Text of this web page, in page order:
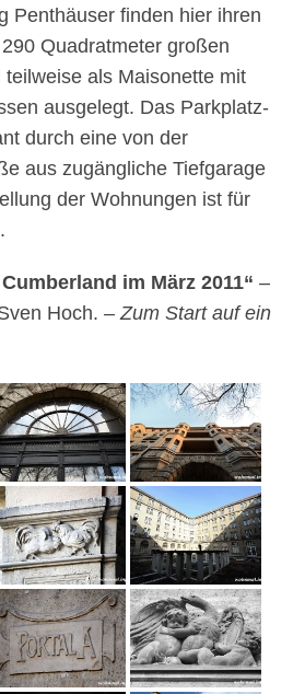
Penthäuser finden hier ihren
Quadratmeter großen
als Maisonette mit
ausgelegt. Das Parkplatz-
durch eine von der
aus zugängliche Tiefgarage
der Wohnungen ist für
im März 2011“ –
Hoch. –Zum Start auf ein